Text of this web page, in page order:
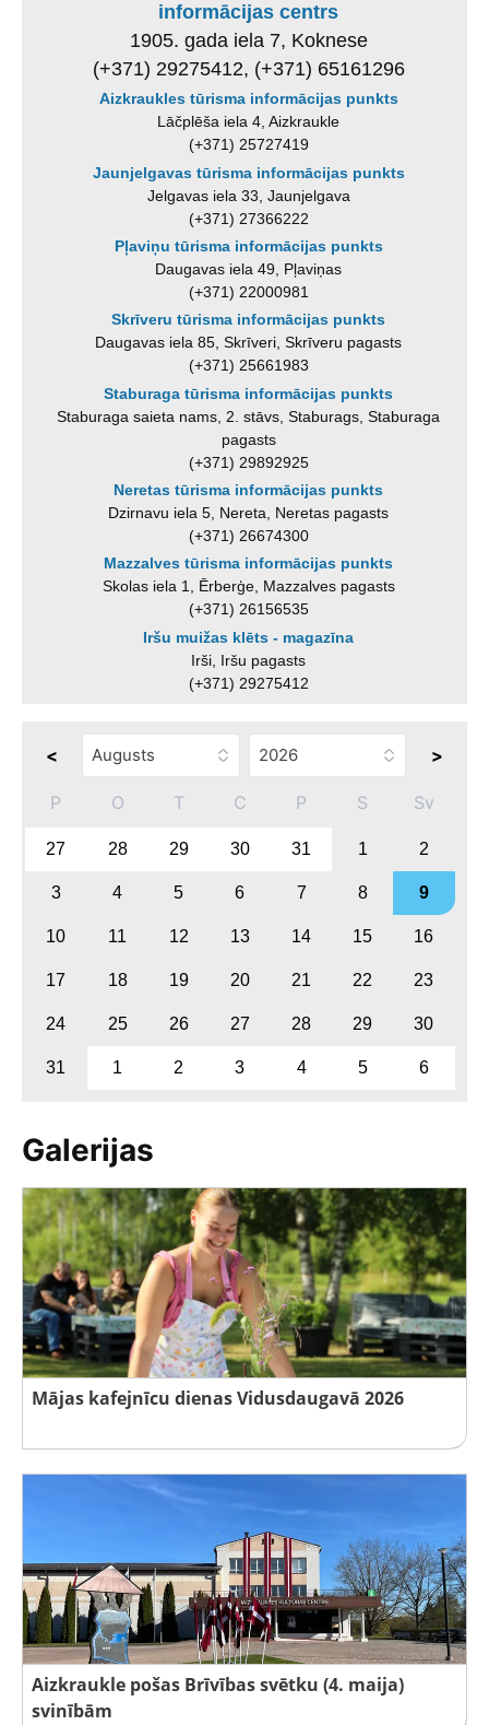
informācijas centrs
1905. gada iela 7, Koknese
(+371) 29275412, (+371) 65161296
Aizkraukles tūrisma informācijas punkts
Lāčplēša iela 4, Aizkraukle
(+371) 25727419
Jaunjelgavas tūrisma informācijas punkts
Jelgavas iela 33, Jaunjelgava
(+371) 27366222
Pļaviņu tūrisma informācijas punkts
Daugavas iela 49, Pļaviņas
(+371) 22000981
Skrīveru tūrisma informācijas punkts
Daugavas iela 85, Skrīveri, Skrīveru pagasts
(+371) 25661983
Staburaga tūrisma informācijas punkts
Staburaga saieta nams, 2. stāvs, Staburags, Staburaga
pagasts
(+371) 29892925
Neretas tūrisma informācijas punkts
Dzirnavu iela 5, Nereta, Neretas pagasts
(+371) 26674300
Mazzalves tūrisma informācijas punkts
Skolas iela 1, Ērberģe, Mazzalves pagasts
(+371) 26156535
Iršu muižas klēts - magazīna
Irši, Iršu pagasts
(+371) 29275412
< >
P O T C P S Sv
27 28 29 30 31 1 2
3 4 5 6 7 8 9
10 11 12 13 14 15 16
17 18 19 20 21 22 23
24 25 26 27 28 29 30
31 1 2 3 4 5 6
Galerijas
Mājas kafejnīcu dienas Vidusdaugavā 2026
Aizkraukle pošas Brīvības svētku (4. maija)
svinībām